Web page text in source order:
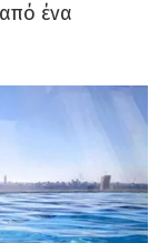
ένα